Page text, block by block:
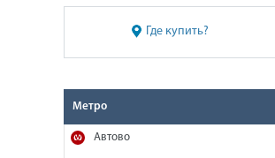
Где купить?
Метро
Автово